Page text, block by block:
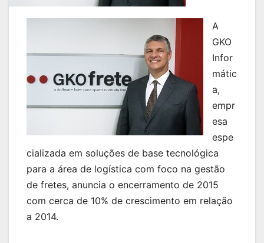
A
GKO
Infor
mátic
a,
empr
esa
espe
cializada em soluções de base tecnológica
para a área de logística com foco na gestão
de fretes, anuncia o encerramento de 2015
com cerca de 10% de crescimento em relação
a 2014.